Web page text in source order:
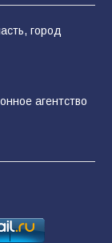
самом
августе
работы
город
агентство